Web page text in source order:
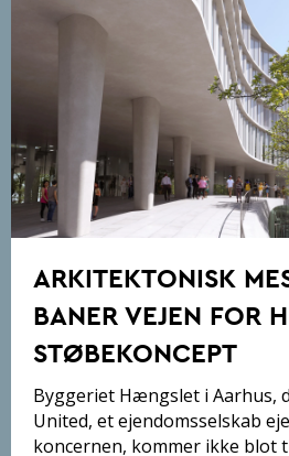
ARKITEKTONISK
BANER VEJEN FOR
STØBEKONCEPT
Byggeriet Hængslet i Aarhus,
United, et ejendomsselskab
koncernen, kommer ikke blot